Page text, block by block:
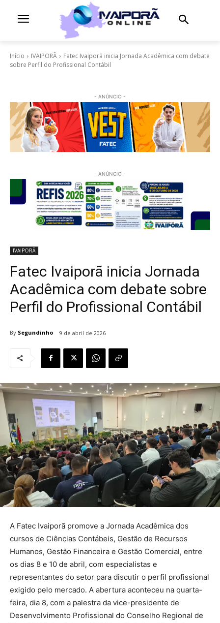
Início IVAIPORÃ
Fatec Ivaiporã inicia Jornada Acadêmica com debate
sobre Perfil do Profissional Contábil
- ANÚNCIO -
- ANÚNCIO -
IVAIPORÃ
Fatec Ivaiporã inicia Jornada
Acadêmica com debate sobre
Perfil do Profissional Contábil
By Segundinho 9 de abril de 2026
A Fatec Ivaiporã promove a Jornada Acadêmica dos
cursos de Ciências Contábeis, Gestão de Recursos
Humanos, Gestão Financeira e Gestão Comercial, entre
os dias 8 e 10 de abril, com especialistas e
representantes do setor para discutir o perfil profissional
exigido pelo mercado. A abertura aconteceu na quarta-
feira, dia 8, com a palestra da vice-presidente de
Desenvolvimento Profissional do Conselho Regional de